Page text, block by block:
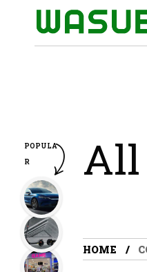
All
HOME
POPULA
R